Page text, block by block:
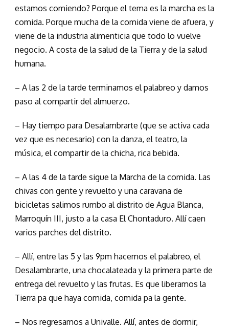
estamos comiendo? Porque el tema es la marcha es la
comida. Porque mucha de la comida viene de afuera, y
viene de la industria alimenticia que todo lo vuelve
negocio. A costa de la salud de la Tierra y de la salud
humana.
– A las 2 de la tarde terminamos el palabreo y damos
paso al compartir del almuerzo.
– Hay tiempo para Desalambrarte (que se activa cada
vez que es necesario) con la danza, el teatro, la
música, el compartir de la chicha, rica bebida.
– A las 4 de la tarde sigue la Marcha de la comida. Las
chivas con gente y revuelto y una caravana de
bicicletas salimos rumbo al distrito de Agua Blanca,
Marroquín III, justo a la casa El Chontaduro. Allí caen
varios parches del distrito.
– Allí, entre las 5 y las 9pm hacemos el palabreo, el
Desalambrarte, una chocalateada y la primera parte de
entrega del revuelto y las frutas. Es que liberamos la
Tierra pa que haya comida, comida pa la gente.
– Nos regresamos a Univalle. Allí, antes de dormir,